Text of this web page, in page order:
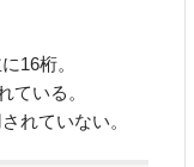
16桁。
ている。
れていない。